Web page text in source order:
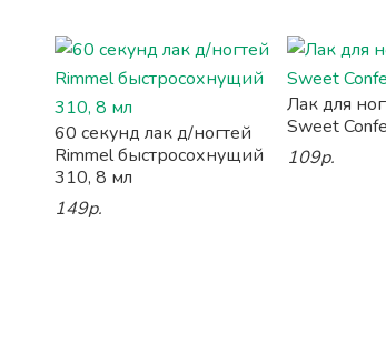
60 секунд лак д/ногтей
Rimmel быстросохнущий
310, 8 мл
149р.
Лак для
Sweet
109р.